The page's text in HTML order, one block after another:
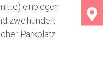
einbiegen
zweihundert
Parkplatz